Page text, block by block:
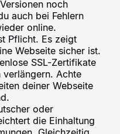
noch
auch bei Fehlern
online.
Pflicht. Es zeigt
Webseite sicher ist.
SSL-Zertifikate
Achte
deiner Webseite
oder
die Einhaltung